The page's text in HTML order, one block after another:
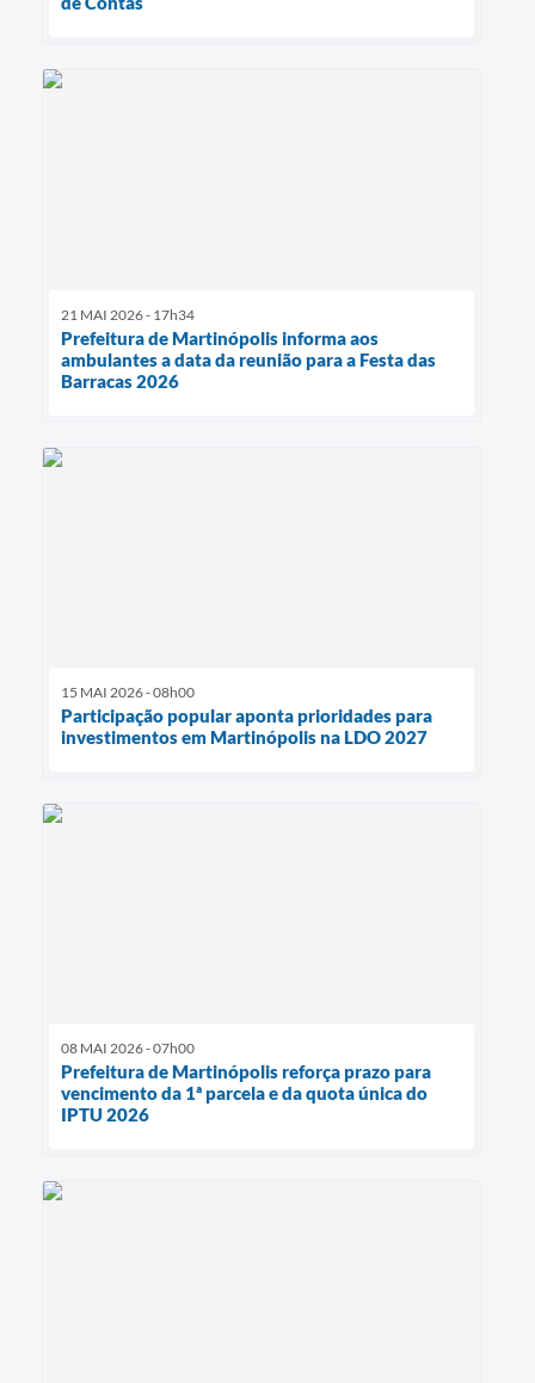
21 MAI 2026 - 17h34
Prefeitura de Martinópolis informa aos
ambulantes a data da reunião para a Festa das
Barracas 2026
15 MAI 2026 - 08h00
Participação popular aponta prioridades para
investimentos em Martinópolis na LDO 2027
08 MAI 2026 - 07h00
Prefeitura de Martinópolis reforça prazo para
vencimento da 1ª parcela e da quota única do
IPTU 2026